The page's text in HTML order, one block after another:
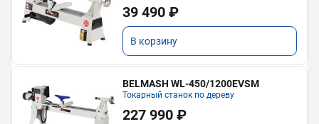
39 490 ₽
В корзину
BELMASH WL-450/1200EVSM
Токарный станок по дереву
227 990 ₽